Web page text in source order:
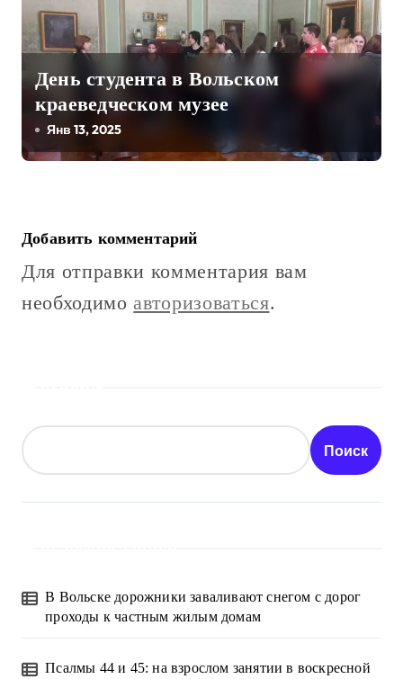
День студента в Вольском
краеведческом музее
Янв 13, 2025
Добавить комментарий
Для отправки комментария вам
необходимо авторизоваться.
Поиск
В Вольске дорожники заваливают снегом с дорог
проходы к частным жилым домам
Псалмы 44 и 45: на взрослом занятии в воскресной